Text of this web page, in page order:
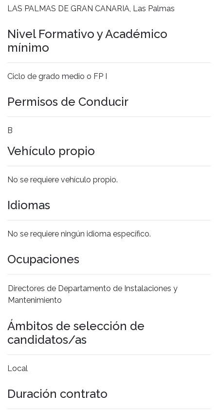
LAS PALMAS DE GRAN CANARIA, Las Palmas
Nivel Formativo y Académico
mínimo
Ciclo de grado medio o FP I
Permisos de Conducir
B
Vehículo propio
No se requiere vehículo propio.
Idiomas
No se requiere ningún idioma específico.
Ocupaciones
Directores de Departamento de Instalaciones y
Mantenimiento
Ámbitos de selección de
candidatos/as
Local
Duración contrato